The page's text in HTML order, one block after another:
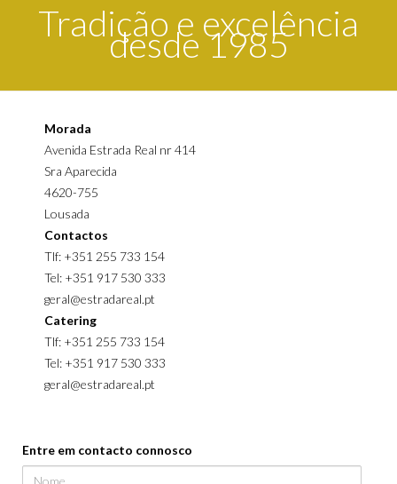
Tradição e excelência
desde 1985
Morada
Avenida Estrada Real nr 414
Sra Aparecida
4620-755
Lousada
Contactos
Tlf: +351 255 733 154
Tel: +351 917 530 333
geral@estradareal.pt
Catering
Tlf: +351 255 733 154
Tel: +351 917 530 333
geral@estradareal.pt
Entre em contacto connosco
Nome